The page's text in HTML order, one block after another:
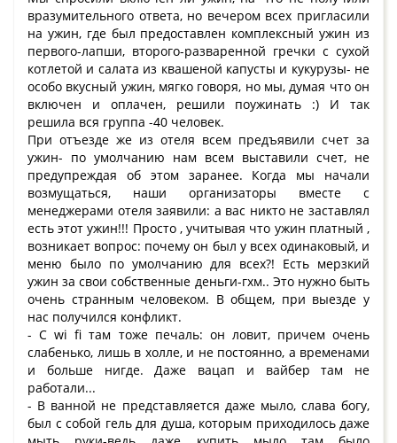
вразумительного ответа, но вечером всех пригласили
на ужин, где был предоставлен комплексный ужин из
первого-лапши, второго-разваренной гречки с сухой
котлетой и салата из квашеной капусты и кукурузы- не
особо вкусный ужин, мягко говоря, но мы, думая что он
включен и оплачен, решили поужинать :) И так
решила вся группа -40 человек.
При отъезде же из отеля всем предъявили счет за
ужин- по умолчанию нам всем выставили счет, не
предупреждая об этом заранее. Когда мы начали
возмущаться, наши организаторы вместе с
менеджерами отеля заявили: а вас никто не заставлял
есть этот ужин!!! Просто , учитывая что ужин платный ,
возникает вопрос: почему он был у всех одинаковый, и
меню было по умолчанию для всех?! Есть мерзкий
ужин за свои собственные деньги-гхм.. Это нужно быть
очень странным человеком. В общем, при выезде у
нас получился конфликт.
- С wi fi там тоже печаль: он ловит, причем очень
слабенько, лишь в холле, и не постоянно, а временами
и больше нигде. Даже вацап и вайбер там не
работали...
- В ванной не представляется даже мыло, слава богу,
был с собой гель для душа, которым приходилось даже